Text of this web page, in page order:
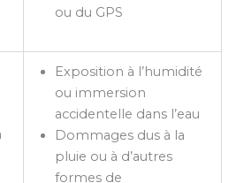
ou du GPS
Exposition à l’humidité
ou immersion
accidentelle dans l’eau
Dommages dus à la
pluie ou à d’autres
formes de